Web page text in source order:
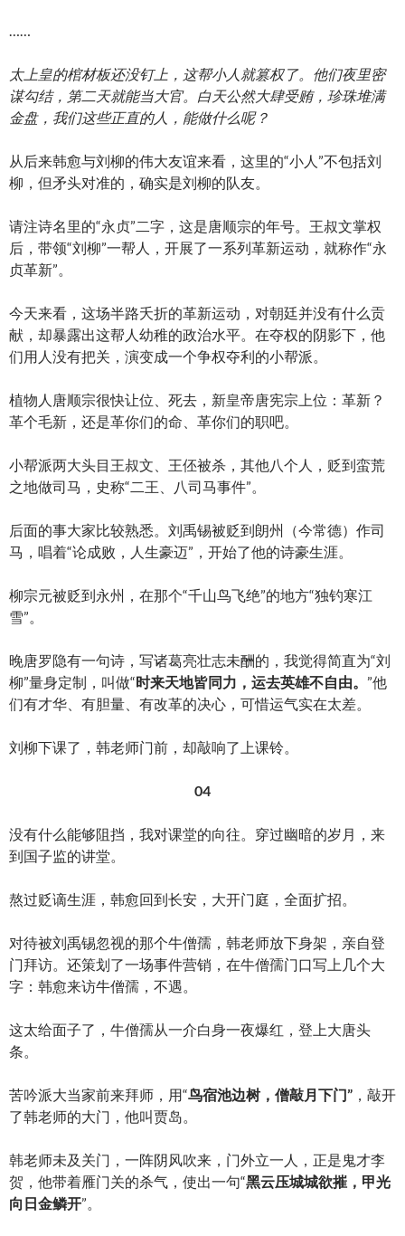
太上皇的棺材板还没钉上，这帮小人就篡权了。他们夜里密
谋勾结，第二天就能当大官。白天公然大肆受贿，珍珠堆满
金盘，我们这些正直的人，能做什么呢？
从后来韩愈与刘柳的伟大友谊来看，这里的“小人”不包括刘
柳，但矛头对准的，确实是刘柳的队友。
请注诗名里的“永贞”二字，这是唐顺宗的年号。王叔文掌权
后，带领“刘柳”一帮人，开展了一系列革新运动，就称作“永
贞革新”。
今天来看，这场半路夭折的革新运动，对朝廷并没有什么贡
献，却暴露出这帮人幼稚的政治水平。在夺权的阴影下，他
们用人没有把关，演变成一个争权夺利的小帮派。
植物人唐顺宗很快让位、死去，新皇帝唐宪宗上位：革新？
革个毛新，还是革你们的命、革你们的职吧。
小帮派两大头目王叔文、王伾被杀，其他八个人，贬到蛮荒
之地做司马，史称“二王、八司马事件”。
后面的事大家比较熟悉。刘禹锡被贬到朗州（今常德）作司
马，唱着“论成败，人生豪迈”，开始了他的诗豪生涯。
柳宗元被贬到永州，在那个“千山鸟飞绝”的地方“独钓寒江
雪”。
晚唐罗隐有一句诗，写诸葛亮壮志未酬的，我觉得简直为“刘
柳”量身定制，叫做“时来天地皆同力，运去英雄不自由。 ”他
们有才华、有胆量、有改革的决心，可惜运气实在太差。
刘柳下课了，韩老师门前，却敲响了上课铃。
04
没有什么能够阻挡，我对课堂的向往。穿过幽暗的岁月，来
到国子监的讲堂。
熬过贬谪生涯，韩愈回到长安，大开门庭，全面扩招。
对待被刘禹锡忽视的那个牛僧孺，韩老师放下身架，亲自登
门拜访。还策划了一场事件营销，在牛僧孺门口写上几个大
字：韩愈来访牛僧孺，不遇。
这太给面子了，牛僧孺从一介白身一夜爆红，登上大唐头
条。
苦吟派大当家前来拜师，用“鸟宿池边树，僧敲月下门” ，敲开
了韩老师的大门，他叫贾岛。
韩老师未及关门，一阵阴风吹来，门外立一人，正是鬼才李
贺，他带着雁门关的杀气，使出一句“黑云压城城欲摧，甲光
向日金鳞开”。